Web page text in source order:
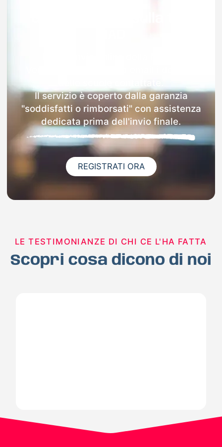
Il servizio è coperto dalla garanzia
"soddisfatti o rimborsati" con assistenza
dedicata prima dell'invio finale.
REGISTRATI ORA
LE TESTIMONIANZE DI CHI CE L'HA FATTA
Scopri cosa dicono di noi